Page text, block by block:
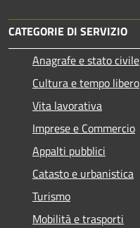
CATEGORIE DI SERVIZIO
Anagrafe e stato civile
Cultura e tempo libero
Vita lavorativa
Imprese e Commercio
Appalti pubblici
Catasto e urbanistica
Turismo
Mobilità e trasporti